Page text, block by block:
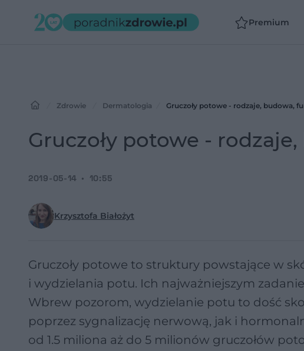
Premium
Zdrowie Dermatologia Gruczoły potowe - rodzaje, budowa,
Gruczoły potowe -
Krzysztofa Białożyt
2019-05-14 10:55
Gruczoły potowe to struktury powstające w
i wydzielania potu. Ich najważniejszym
Wbrew pozorom, wydzielanie potu to dość
poprzez sygnalizację nerwową, jak i
od 1.5 miliona aż do 5 milionów gruczołów